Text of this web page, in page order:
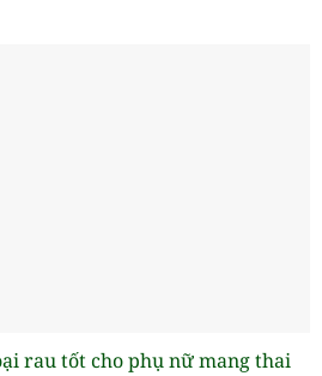
rau tốt cho phụ nữ mang thai